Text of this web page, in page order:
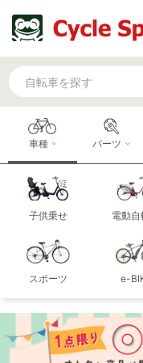
車種
子供乗せ 電動自
スポーツ e-
パーツ